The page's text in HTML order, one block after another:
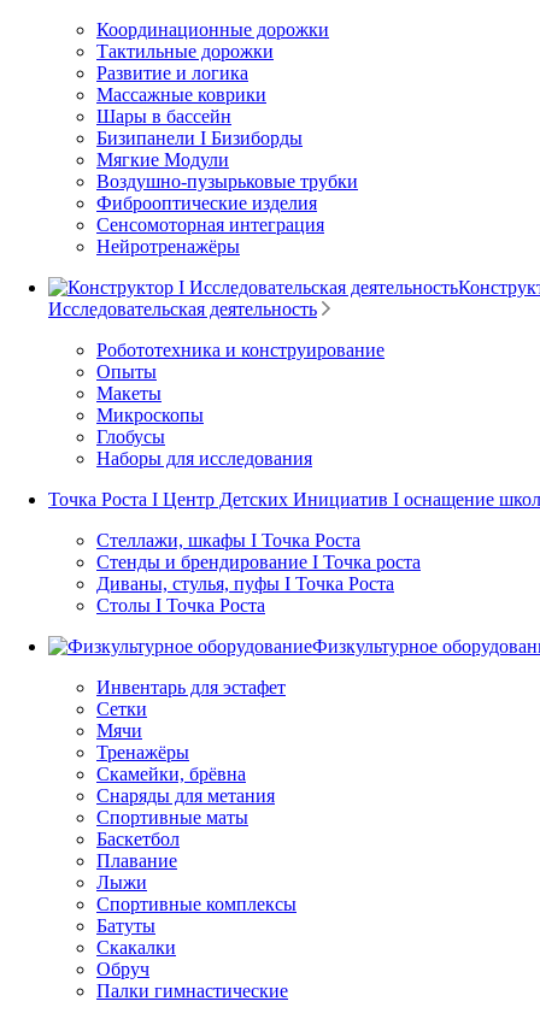
Координационные дорожки
Тактильные дорожки
Развитие и логика
Массажные коврики
Шары в бассейн
Бизипанели I Бизиборды
Мягкие Модули
Воздушно-пузырьковые трубки
Фиброоптические изделия
Сенсомоторная интеграция
Нейротренажёры
Исследовательская деятельность
Робототехника и конструирование
Опыты
Макеты
Микроскопы
Глобусы
Наборы для исследования
Точка Роста I Центр Детских Инициатив I оснащение
Стеллажи, шкафы I Точка Роста
Стенды и брендирование I Точка роста
Диваны, стулья, пуфы I Точка Роста
Столы I Точка Роста
Физкультурное
Инвентарь для эстафет
Сетки
Мячи
Тренажёры
Скамейки, брёвна
Снаряды для метания
Спортивные маты
Баскетбол
Плавание
Лыжи
Спортивные комплексы
Батуты
Скакалки
Обруч
Палки гимнастические